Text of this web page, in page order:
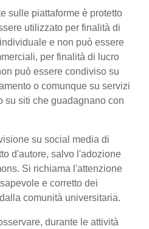
sulle piattaforme è protetto
utilizzato per finalità di
e non può essere
per finalità di lucro
può essere condiviso su
o comunque su servizi
su siti che guadagnano con
su social media di
d'autore, salvo l'adozione
Si richiama l'attenzione
e corretto dei
comunità universitaria.
durante le attività